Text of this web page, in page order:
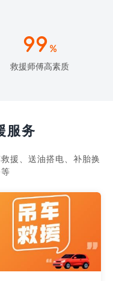
99 %
救援师傅高素质
服务
援、送油搭电、补胎换